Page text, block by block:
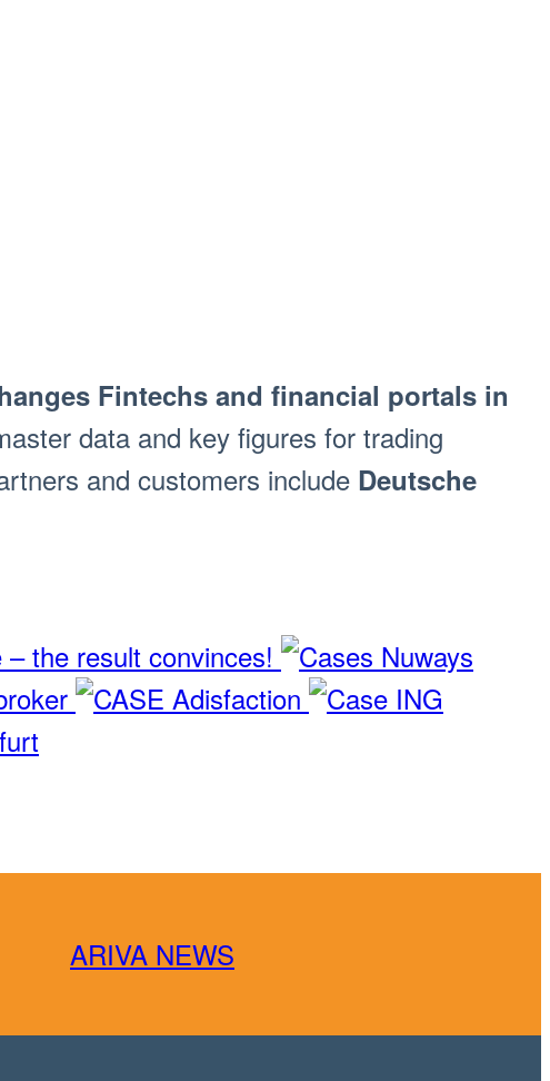
Fintechs and financial portals in
data and key figures for trading
and customers include Deutsche
ARIVA NEWS